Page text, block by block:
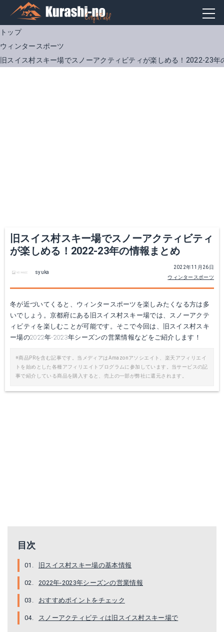
トップ
ウィンタースポーツ
旧スイス村スキー場でスノーアクティビティが楽しめる！2022-23年
旧スイス村スキー場でスノーアクティビティ
が楽しめる！2022-23年の情報まとめ
2022年11月26日
ウィンタースポーツ
syuka
冬が近づいてくると、ウィンタースポーツを楽しみたくなる方は多
いでしょう。京都府にある旧スイス村スキー場では、スノーアクテ
ィビティを楽しむことが可能です。そこで今回は、旧スイス村スキ
ー場の2022年-2023年シーズンの営業情報などをご紹介します！
※商品PRを含む記事です。当メディアはAmazonアソシエイト、楽天アフィリエイ
トを始めとした各種アフィリエイトプログラムに参加しています。当サービスの記
事で紹介している商品を購入すると、売上の一部が弊社に還元されます。
目次
旧スイス村スキー場の基本情報
2022年‐2023年シーズンの営業情報
おすすめポイントをチェック
スノーアクティビティは旧スイス村スキー場で